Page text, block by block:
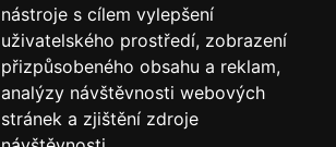
nástroje s cílem vylepšení
uživatelského prostředí, zobrazení
přizpůsobeného obsahu a reklam,
analýzy návštěvnosti webových
stránek a zjištění zdroje